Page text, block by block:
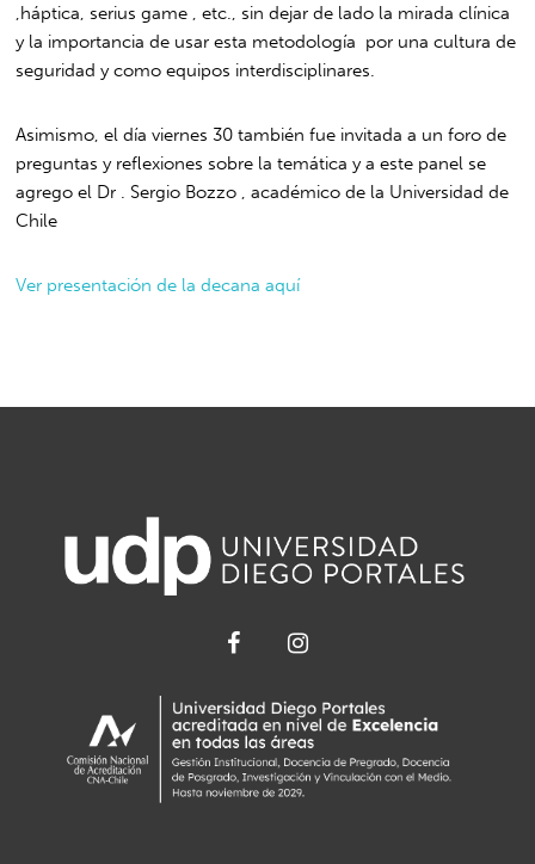
,háptica, serius game , etc., sin dejar de lado la mirada clínica
y la importancia de usar esta metodología por una cultura de
seguridad y como equipos interdisciplinares.
Asimismo, el día viernes 30 también fue invitada a un foro de
preguntas y reflexiones sobre la temática y a este panel se
agrego el Dr . Sergio Bozzo , académico de la Universidad de
Chile
Ver presentación de la decana aquí